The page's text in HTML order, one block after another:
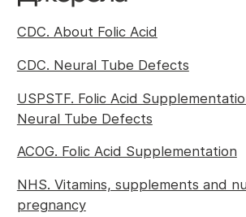
CDC. About Folic Acid
CDC. Neural Tube Defects
USPSTF. Folic Acid
Neural Tube Defects
ACOG. Folic Acid Supplementation
NHS. Vitamins, supplements and
pregnancy